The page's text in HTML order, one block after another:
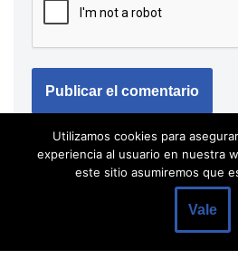
Utilizamos cookies para
experiencia al usuario en nuestra
este sitio asumiremos que
Vale